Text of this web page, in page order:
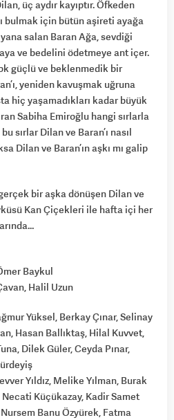
üç aydır kayıptır. Öfkeden
bulmak için bütün aşireti ayağa
yana salan Baran Ağa, sevdiği
ve bedelini ödetmeye ant içer.
güçlü ve beklenmedik bir
yeniden kavuşmak uğruna
hiç yaşamadıkları kadar büyük
Sabiha Emiroğlu hangi sırlarla
sırlar Dilan ve Baran’ı nasıl
Dilan ve Baran’ın aşkı mı galip
bir aşka dönüşen Dilan ve
Kan Çiçekleri ile hafta içi her
Baykul
Halil Uzun
Yüksel, Berkay Çınar, Selinay
Hasan Ballıktaş, Hilal Kuvvet,
Dilek Güler, Ceyda Pınar,
Yıldız, Melike Yılman, Burak
Küçükazay, Kadir Samet
Banu Özyürek, Fatma